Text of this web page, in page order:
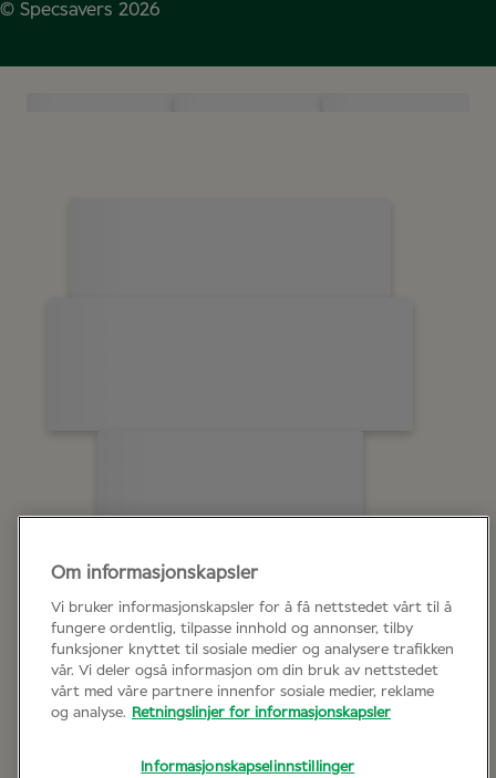
© Specsavers 2026
Om informasjonskapsler
Vi bruker informasjonskapsler for å få nettstedet vårt til å
fungere ordentlig, tilpasse innhold og annonser, tilby
funksjoner knyttet til sosiale medier og analysere trafikken
vår. Vi deler også informasjon om din bruk av nettstedet
vårt med våre partnere innenfor sosiale medier, reklame
og analyse.
Retningslinjer for informasjonskapsler
Informasjonskapselinnstillinger